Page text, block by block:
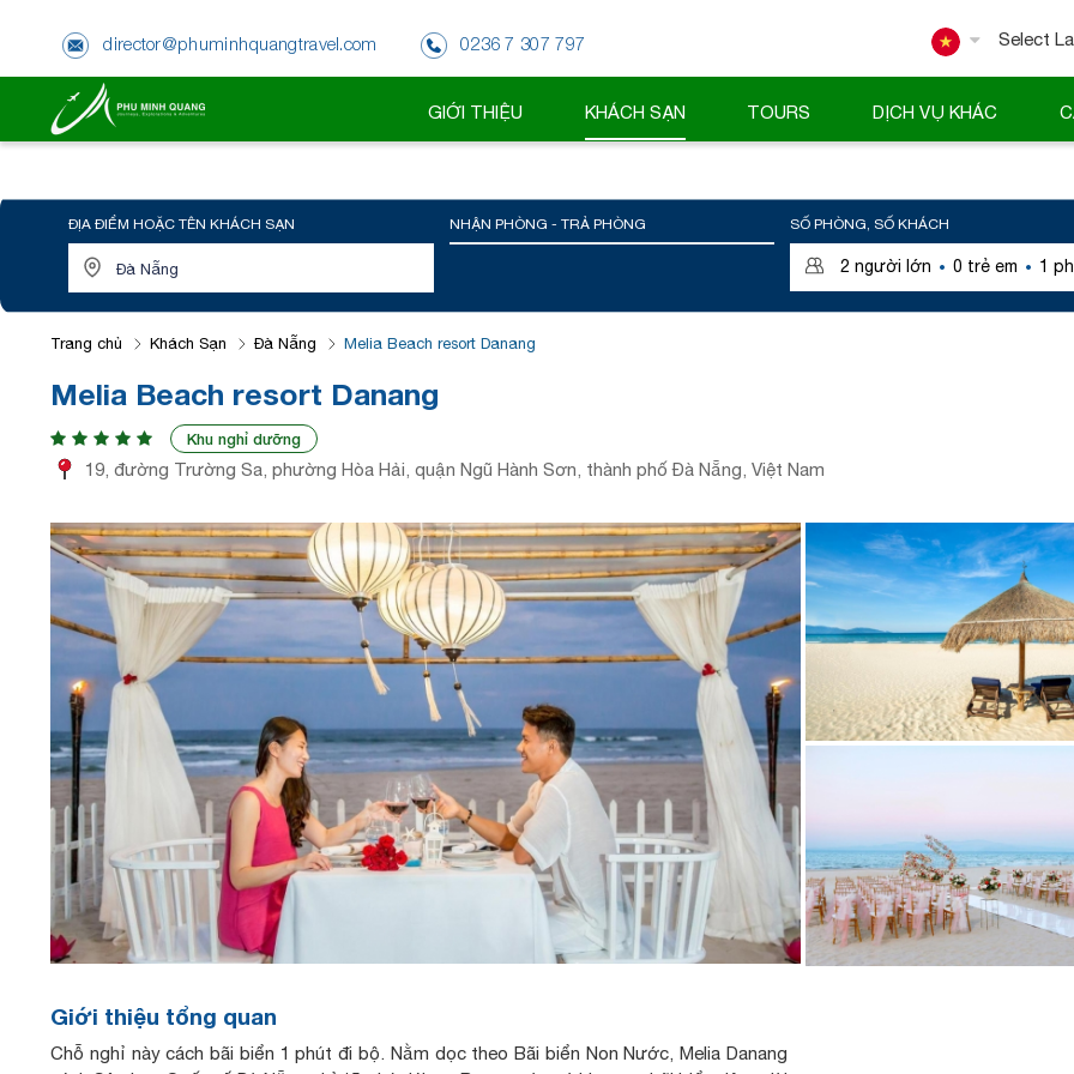
director@phuminhquangtravel.com 0236 7 307 797
GIỚI THIỆU KHÁCH SẠN TOURS DỊCH VỤ KHÁC
ĐỊA ĐIỂM HOẶC TÊN KHÁCH SẠN NHẬN PHÒNG - TRẢ PHÒNG SỐ PHÒNG, SỐ KHÁCH
2 người lớn · 0 trẻ em · 1
Trang chủ Khách Sạn Đà Nẵng Melia Beach resort Danang
Melia Beach resort Danang
Khu nghỉ dưỡng
19, đường Trường Sa, phường Hòa Hải, quận Ngũ Hành Sơn, thành phố Đà Nẵng, Việt Nam
Giới thiệu tổng quan
Chỗ nghỉ này cách bãi biển 1 phút đi bộ. Nằm dọc theo Bãi biển Non Nước, Melia Danang